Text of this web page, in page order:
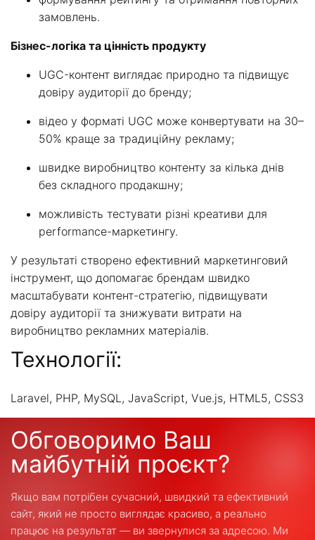
замовлень.
Бізнес-логіка та цінність продукту
UGC-контент виглядає природно та підвищує
довіру аудиторії до бренду;
відео у форматі UGC може конвертувати на 30–
50% краще за традиційну рекламу;
швидке виробництво контенту за кілька днів
без складного продакшну;
можливість тестувати різні креативи для
performance-маркетингу.
У результаті створено ефективний маркетинговий
інструмент, що допомагає брендам швидко
масштабувати контент-стратегію, підвищувати
довіру аудиторії та знижувати витрати на
виробництво рекламних матеріалів.
Технології:
Laravel, PHP, MySQL, JavaScript, Vue.js, HTML5, CSS3
Обговоримо Ваш
майбутній проєкт?
Якщо вам потрібен сучасний, швидкий та ефективний
сайт, який не просто виглядає красиво, а реально
працює на результат — ви звернулися за адресою. Ми